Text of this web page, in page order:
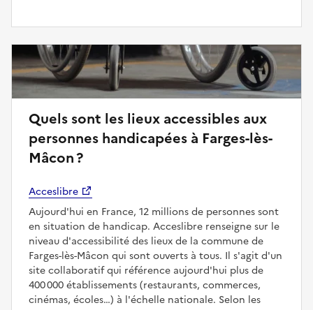
Quels sont les lieux accessibles aux
personnes handicapées à Farges-lès-
Mâcon ?
Acceslibre
Aujourd'hui en France, 12 millions de personnes sont
en situation de handicap. Acceslibre renseigne sur le
niveau d'accessibilité des lieux de la commune de
Farges-lès-Mâcon qui sont ouverts à tous. Il s'agit d'un
site collaboratif qui référence aujourd'hui plus de
400 000 établissements (restaurants, commerces,
cinémas, écoles…) à l'échelle nationale. Selon les